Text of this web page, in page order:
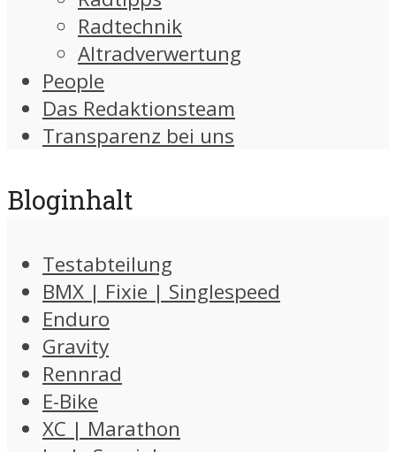
Radtechnik
Altradverwertung
People
Das Redaktionsteam
Transparenz bei uns
Bloginhalt
Testabteilung
BMX | Fixie | Singlespeed
Enduro
Gravity
Rennrad
E-Bike
XC | Marathon